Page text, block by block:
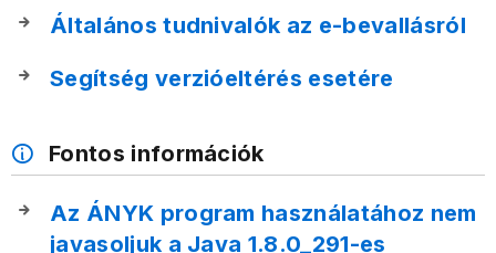
Általános tudnivalók az e-bevallásról
Segítség verzióeltérés esetére
Fontos információk
Az ÁNYK program használatához nem
javasoljuk a Java 1.8.0_291-es